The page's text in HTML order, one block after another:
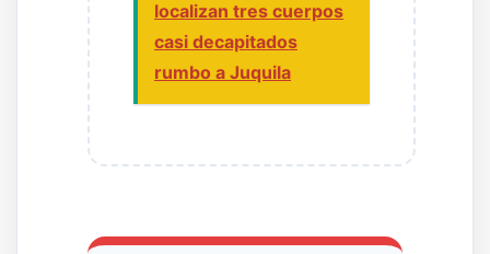
localizan tres cuerpos
casi decapitados
rumbo a Juquila